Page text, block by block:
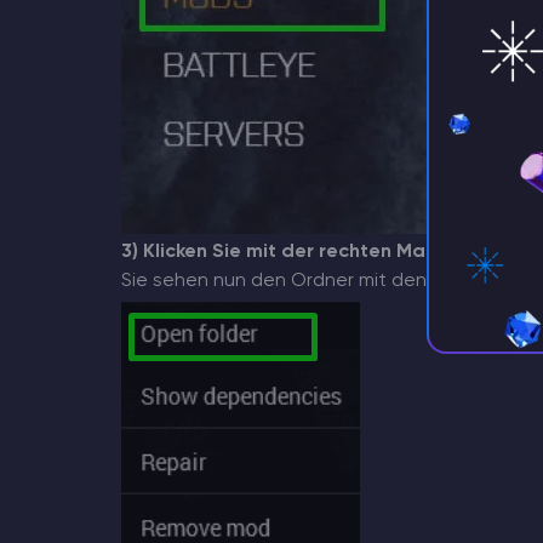
3) Klicken Sie mit der rechten Maustaste auf
Sie sehen nun den Ordner mit den Dateien